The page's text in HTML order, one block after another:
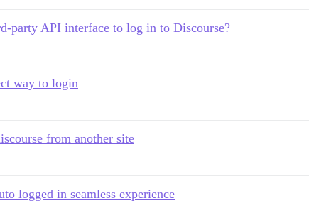
party API interface to log in to Discourse?
way to login
from another site
logged in seamless experience